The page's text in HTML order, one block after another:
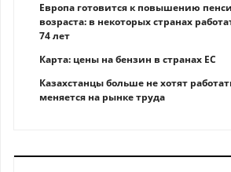
Европа готовится к повышению
возраста: в некоторых странах
74 лет
Карта: цены на бензин в странах ЕС
Казахстанцы больше не хотят
меняется на рынке труда